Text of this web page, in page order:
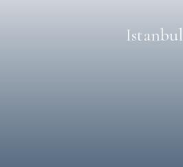
Istanbul